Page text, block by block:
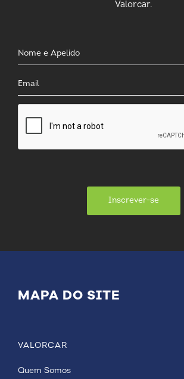
Valorcar.
Inscrever-se
MAPA DO SITE
VALORCAR
Quem Somos